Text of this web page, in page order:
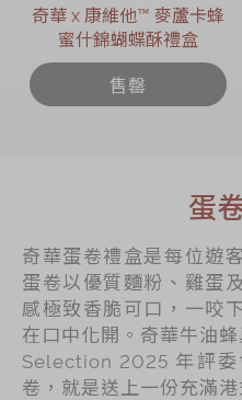
奇華 x 康維他™ 麥蘆卡蜂
蜜什錦蝴蝶酥禮盒
售罄
蛋
奇華蛋卷禮盒是每位遊
蛋卷以優質麵粉、雞蛋
感極致香脆可口，一咬
在口中化開。奇華牛油
Selection 2025 年評
卷，就是送上一份充滿